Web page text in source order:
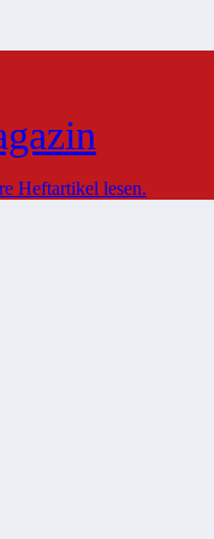
Heftartikel lesen.